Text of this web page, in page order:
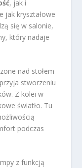
, jak i
jak kryształowe
się w salonie,
który nadaje
nad stołem
stworzeniu
Z kolei w
światło. Tu
podczas
z funkcją